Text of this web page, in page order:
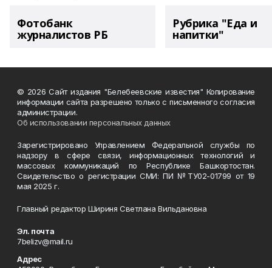
Фотобанк
журналистов РБ
Рубрика "Еда и
напитки"
© 2026 Сайт издания "Белебеевские известия" Копирование
информации сайта разрешено только с письменного согласия
администрации.
Об использовании персональных данных
Зарегистрировано Управлением Федеральной службы по
надзору в сфере связи, информационных технологий и
массовых коммуникаций по Республике Башкортостан.
Свидетельство о регистрации СМИ: ПИ №ТУ02-01799 от 19
мая 2025 г.
Главный редактор Шириня Светлана Вильдановна
Эл. почта
7belizv@mail.ru
Адрес